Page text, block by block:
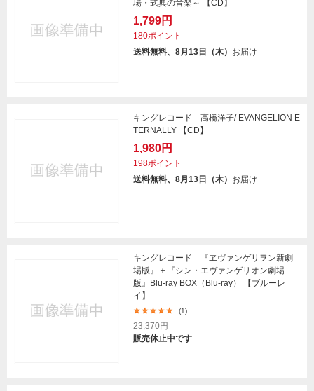
場・式典の音楽～ 【CD】
1,799円
180ポイント
送料無料、8月13日（木） お届け
キングレコード 高橋洋子/ EVANGELION E
TERNALLY 【CD】
1,980円
198ポイント
送料無料、8月13日（木） お届け
キングレコード 『ヱヴァンゲリヲン新劇
場版』＋『シン・エヴァンゲリオン劇場
版』Blu-ray BOX（Blu-ray） 【ブルーレ
イ】
(1)
23,370円
販売休止中です